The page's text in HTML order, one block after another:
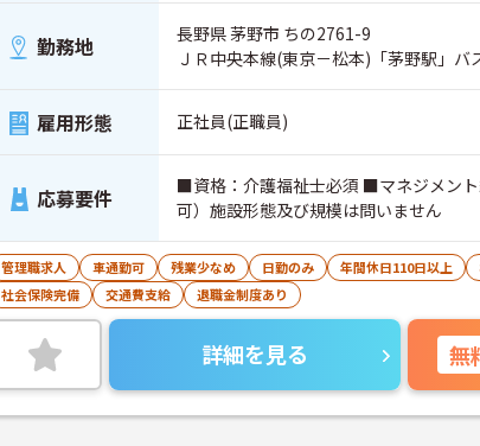
勤務地
長野県 茅野市 ちの2761-9
ＪＲ中央本線(東京－松本)「茅野駅」バ
雇用形態 正社員(正職員)
応募要件
■資格：介護福祉士必須 ■マネジメン
可）施設形態及び規模は問いません
管理職求人 車通勤可 残業少なめ 日勤のみ 年間休日110日以上
社会保険完備
交通費支給 退職金制度あり
詳細を見る 無